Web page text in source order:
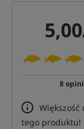
8
tego produktu!